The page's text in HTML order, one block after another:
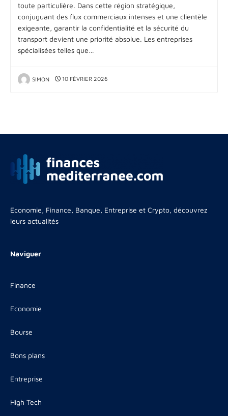
toute particulière. Dans cette région stratégique,
conjuguant des flux commerciaux intenses et une clientèle
exigeante, garantir la confidentialité et la sécurité du
transport devient une priorité absolue. Les entreprises
spécialisées telles que…
SIMON 10 FÉVRIER 2026
Economie, Finance, Banque, Entreprise et Crypto, découvrez
leurs actualités
Naviguer
Finance
Economie
Bourse
Bons plans
Entreprise
High Tech